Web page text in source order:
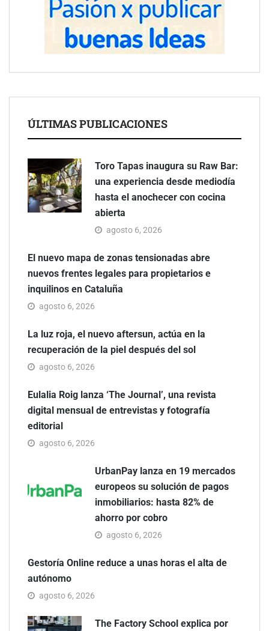
ÚLTIMAS PUBLICACIONES
Toro Tapas inaugura su Raw Bar:
una experiencia desde mediodía
hasta el anochecer con cocina
abierta
agosto 6, 2026
El nuevo mapa de zonas tensionadas abre
nuevos frentes legales para propietarios e
inquilinos en Cataluña
agosto 6, 2026
La luz roja, el nuevo aftersun, actúa en la
recuperación de la piel después del sol
agosto 6, 2026
Eulalia Roig lanza ‘The Journal’, una revista
digital mensual de entrevistas y fotografía
editorial
agosto 6, 2026
UrbanPay lanza en 19 mercados
europeos su solución de pagos
inmobiliarios: hasta 82% de
ahorro por cobro
agosto 6, 2026
Gestoría Online reduce a unas horas el alta de
autónomo
agosto 6, 2026
The Factory School explica por